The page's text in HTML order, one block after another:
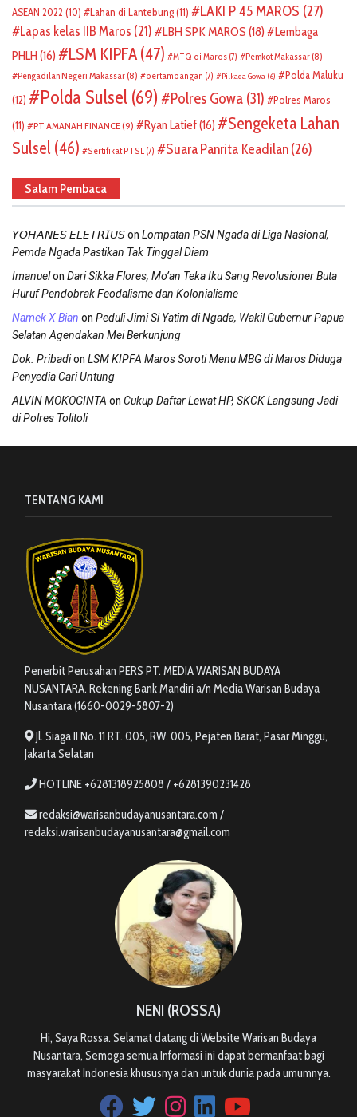
ASEAN 2022 (10) Lahan di Lantebung(11) LAKI P 45 MAROS (27)
Lapas kelas IIB Maros (21) LBH SPK MAROS (18)
Lembaga
PHLH (16) LSM KIPFA (47) MTQ di Maros (7) Pemkot Makassar (8)
Pengadilan Negeri Makassar (8) pertambangan (7) Pilkada Gowa (6)
Polda Maluku
(12)
Polda Sulsel (69) Polres Gowa (31)
Polres Maros
(11)
PT AMANAH FINANCE(9) Ryan Latief(16)
Sengeketa Lahan
Sulsel (46) Sertifikat PTSL (7) Suara Panrita Keadilan(26)
Salam Pembaca
𝘠𝘖𝘏𝘈𝘕𝘌𝘚 𝘌𝘓𝘌𝘛𝘙𝘐𝘜𝘚on Lompatan PSN Ngada di Liga Nasional,
Pemda Ngada Pastikan Tak Tinggal Diam
Imanuelon Dari Sikka Flores, Mo’an Teka Iku Sang Revolusioner Buta
Huruf Pendobrak Feodalisme dan Kolonialisme
Namek X Bian on Peduli Jimi Si Yatim di Ngada, Wakil Gubernur Papua
Selatan Agendakan Mei Berkunjung
Dok. Pribadion LSM KIPFA Maros Soroti Menu MBG di Maros Diduga
Penyedia Cari Untung
ALVIN MOKOGINTA on Cukup Daftar Lewat HP, SKCK Langsung Jadi
di Polres Tolitoli
TENTANG KAMI
Penerbit Perusahan PERS PT. MEDIA WARISAN BUDAYA
NUSANTARA. Rekening Bank Mandiri a/n Media Warisan Budaya
Nusantara (1660-0029-5807-2)
Jl. Siaga II No. 11 RT. 005, RW. 005, Pejaten Barat, Pasar Minggu,
Jakarta Selatan
HOTLINE +6281318925808 / +6281390231428
redaksi@warisanbudayanusantara.com /
redaksi.warisanbudayanusantara@gmail.com
NENI (ROSSA)
Hi, Saya Rossa. Selamat datang di Website Warisan Budaya
Nusantara, Semoga semua Informasi ini dapat bermanfaat bagi
masyarakat Indonesia khususnya dan untuk dunia pada umumnya.